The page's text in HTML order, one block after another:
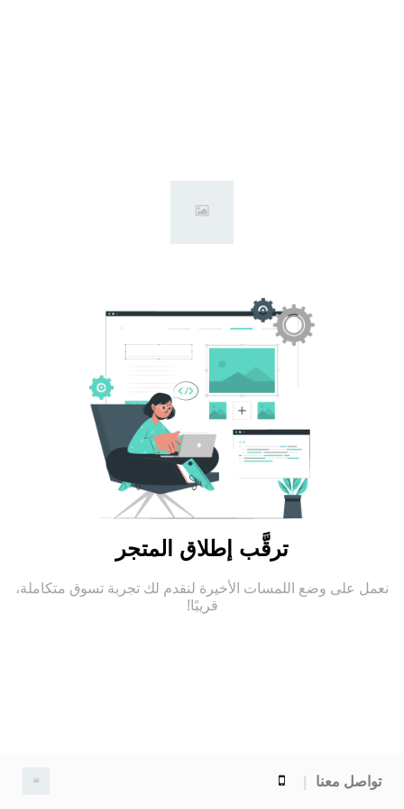
ترقَّب إطلاق المتجر
نعمل على وضع اللمسات الأخيرة لنقدم لك تجربة تسوق متكاملة،
قريبًا!
تواصل معنا